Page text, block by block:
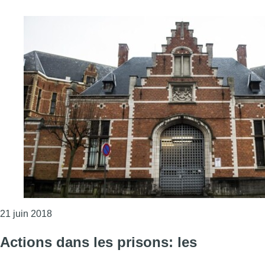
21 juin 2018Consulter l'article "Les liens entre enfants et
Actions dans les prisons: les